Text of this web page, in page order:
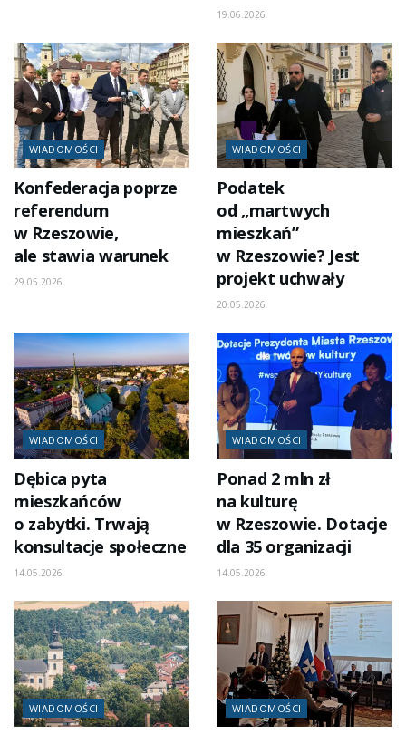
19.06.2026
WIADOMOŚCI
Konfederacja poprze
referendum
w Rzeszowie,
ale stawia warunek
29.05.2026
WIADOMOŚCI
Podatek
od „martwych
mieszkań”
w Rzeszowie? Jest
projekt uchwały
20.05.2026
WIADOMOŚCI
Dębica pyta
mieszkańców
o zabytki. Trwają
konsultacje społeczne
14.05.2026
WIADOMOŚCI
Ponad 2 mln zł
na kulturę
w Rzeszowie. Dotacje
dla 35 organizacji
14.05.2026
WIADOMOŚCI WIADOMOŚCI